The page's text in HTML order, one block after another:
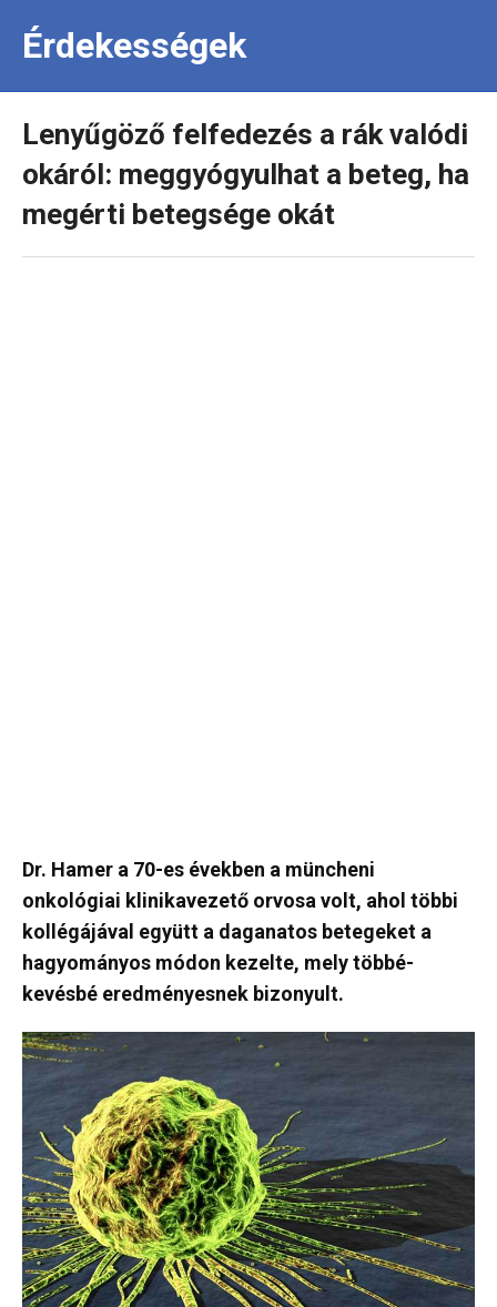
Érdekességek
Lenyűgöző felfedezés a rák valódi
okáról: meggyógyulhat a beteg, ha
megérti betegsége okát
Dr. Hamer a 70-es években a müncheni
onkológiai klinikavezető orvosa volt, ahol többi
kollégájával együtt a daganatos betegeket a
hagyományos módon kezelte, mely többé-
kevésbé eredményesnek bizonyult.